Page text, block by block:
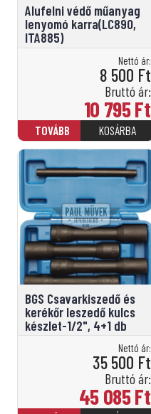
Alufelni védő műanyag
lenyomó karra(LC890,
ITA885)
Nettó ár:
8 500 Ft
Bruttó ár:
10 795Ft
BGS Csavarkiszedő és
kerékőr leszedő kulcs
készlet-1/2", 4+1 db
Nettó ár:
35 500 Ft
Bruttó ár:
45 085Ft